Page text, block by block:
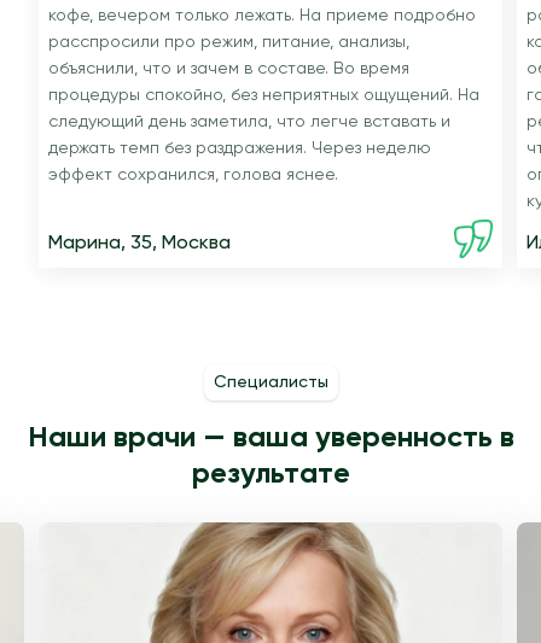
кофе, вечером только лежать. На приеме подробно
расспросили про режим, питание, анализы,
объяснили, что и зачем в составе. Во время
процедуры спокойно, без неприятных ощущений. На
следующий день заметила, что легче вставать и
держать темп без раздражения. Через неделю
эффект сохранился, голова яснее.
Марина, 35, Москва
Специалисты
Наши врачи — ваша уверенность в
результате